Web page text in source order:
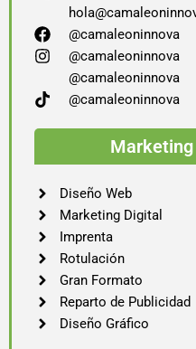
@camaleoninnova
@camaleoninnova
@camaleoninnova
@camaleoninnova
Diseño Web
Marketing Digital
Imprenta
Rotulación
Gran Formato
Reparto de Publicidad
Diseño Gráfico